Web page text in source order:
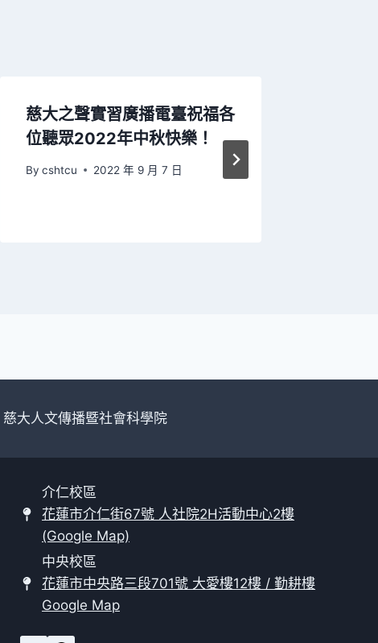
慈大之聲實習廣播電臺祝福各
位聽眾2022年中秋快樂！
By cshtcu 2022 年 9 月 7 日
慈大人文傳播暨社會科學院
介仁校區
花蓮市介仁街67號 人社院2H活動中心2樓
(Google Map)
中央校區
花蓮市中央路三段701號 大愛樓12樓 / 勤耕樓
Google Map